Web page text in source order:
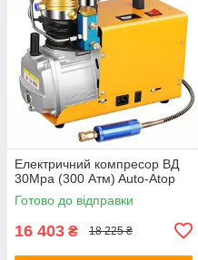
Електричний компресор ВД
30Mpa (300 Атм) Auto-Atop
Готово до відправки
16 403 ₴ 18 225 ₴